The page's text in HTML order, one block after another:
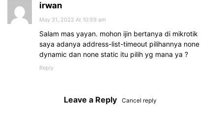
irwan
May 31, 2022 At 10:59 am
Salam mas yayan. mohon ijin bertanya di mikrotik
saya adanya address-list-timeout pilihannya none
dynamic dan none static itu pilih yg mana ya ?
Reply
Leave a Reply Cancel reply